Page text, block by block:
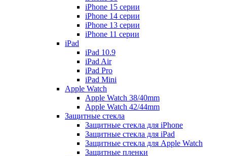
iPhone 15 серии
iPhone 14 серии
iPhone 13 серии
iPhone 11 серии
iPad
iPad 10.9
iPad Air
iPad Pro
iPad Mini
Apple Watch
Apple Watch 38/40mm
Apple Watch 42/44mm
Защитные стекла
Защитные стекла для iPhone
Защитные стекла для iPad
Защитные стекла для Apple Watch
Защитные пленки